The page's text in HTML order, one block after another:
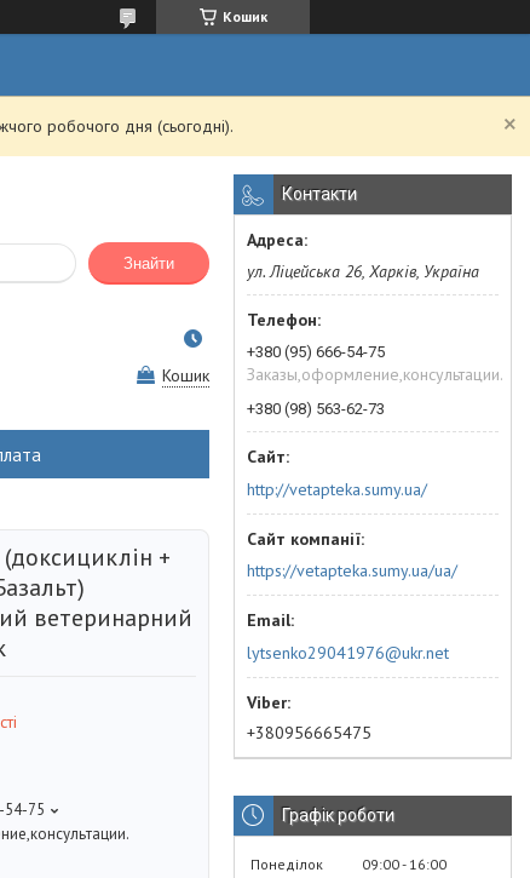
Кошик
робочого дня (сьогодні).
Знайти
Кошик
(доксициклін +
ветеринарний
54-75
Контакти
ул. Ліцейська 26, Харків, Україна
+380 (95) 666-54-75
Заказы,оформление,консультации.
+380 (98) 563-62-73
http://vetapteka.sumy.ua/
https://vetapteka.sumy.ua/ua/
lytsenko29041976@ukr.net
+380956665475
Графік роботи
Понеділок 09:00 16:00